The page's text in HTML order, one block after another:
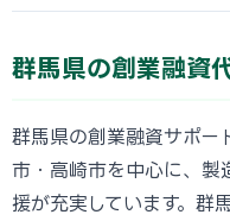
群馬県の創業融資
群馬県の創業融資サポー
市・高崎市を中心に、製
援が充実しています。群